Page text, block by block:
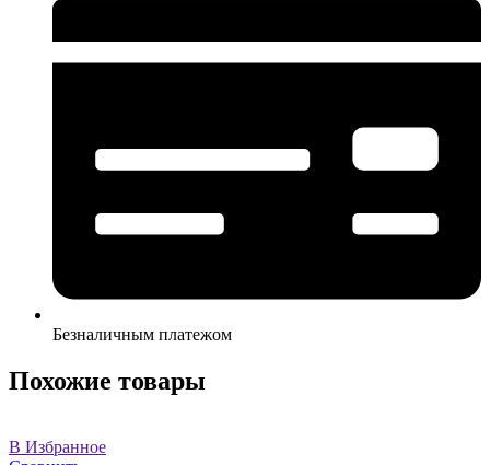
Безналичным платежом
Похожие товары
В Избранное